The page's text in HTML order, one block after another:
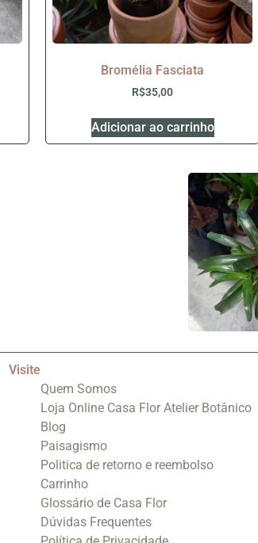
Bromélia Fasciata
R$35,00
Adicionar ao carrinho
Visite
Quem Somos
Loja Online Casa Flor Atelier Botânico
Blog
Paisagismo
Politica de retorno e reembolso
Carrinho
Glossário de Casa Flor
Dúvidas Frequentes